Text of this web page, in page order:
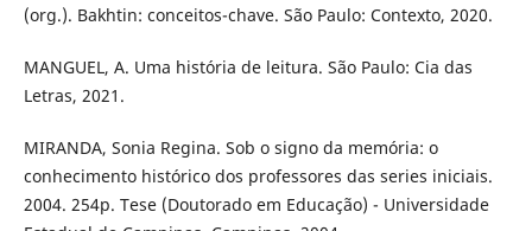
(org.). Bakhtin: conceitos-chave. São Paulo: Contexto, 2020.
MANGUEL, A. Uma história de leitura. São Paulo: Cia das
Letras, 2021.
MIRANDA, Sonia Regina. Sob o signo da memória: o
conhecimento histórico dos professores das series iniciais.
2004. 254p. Tese (Doutorado em Educação) - Universidade